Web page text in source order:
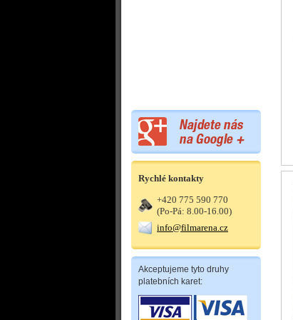
Rychlé kontakty
+420 775 590 770
(Po-Pá: 8.00-16.00)
info@filmarena.cz
Akceptujeme tyto druhy
platebních karet: